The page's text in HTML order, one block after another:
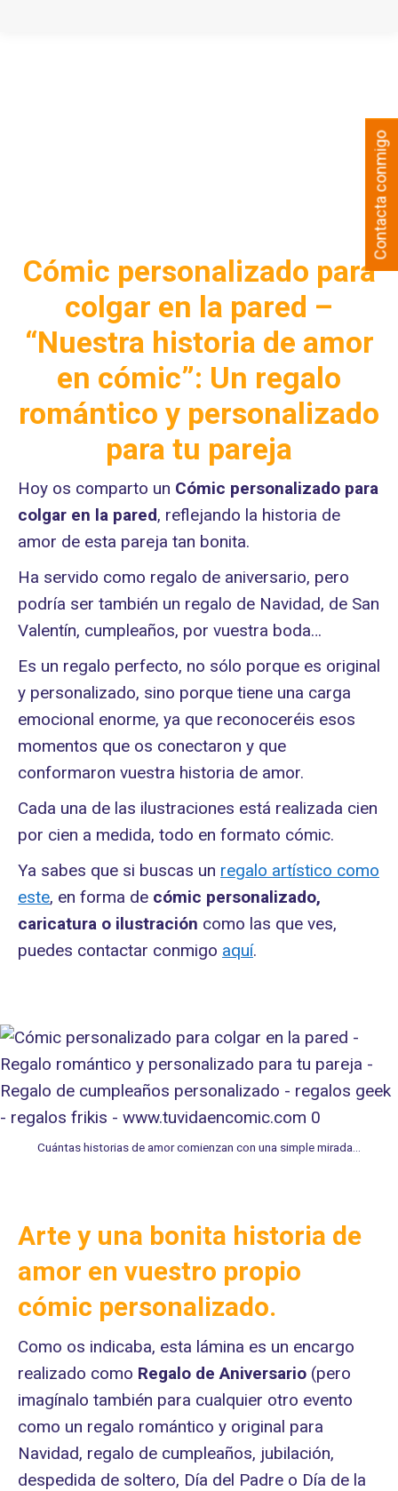
Cómic personalizado para
colgar en la pared –
“Nuestra historia de amor
en cómic”: Un regalo
romántico y personalizado
para tu pareja
Hoy os comparto un Cómic personalizado para
colgar en la pared, reflejando la historia de
amor de esta pareja tan bonita.
Ha servido como regalo de aniversario, pero
podría ser también un regalo de Navidad, de San
Valentín, cumpleaños, por vuestra boda…
Es un regalo perfecto, no sólo porque es original
y personalizado, sino porque tiene una carga
emocional enorme, ya que reconoceréis esos
momentos que os conectaron y que
conformaron vuestra historia de amor.
Cada una de las ilustraciones está realizada cien
por cien a medida, todo en formato cómic.
Ya sabes que si buscas un regalo artístico como
este, en forma de cómic personalizado,
caricatura o ilustración como las que ves,
puedes contactar conmigo aquí.
Cuántas historias de amor comienzan con una simple mirada…
Arte y una bonita historia de
amor en vuestro propio
cómic personalizado.
Como os indicaba, esta lámina es un encargo
realizado como Regalo de Aniversario (pero
imagínalo también para cualquier otro evento
como un regalo romántico y original para
Navidad, regalo de cumpleaños, jubilación,
despedida de soltero, Día del Padre o Día de la
Contacta conmigo